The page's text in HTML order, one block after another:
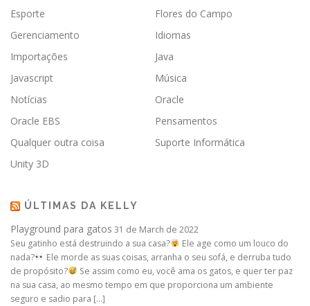
Esporte
Flores do Campo
Gerenciamento
Idiomas
Importações
Java
Javascript
Música
Notícias
Oracle
Oracle EBS
Pensamentos
Qualquer outra coisa
Suporte Informática
Unity 3D
ÚLTIMAS DA KELLY
Playground para gatos 31 de March de 2022
Seu gatinho está destruindo a sua casa?
Ele age como um louco do
nada?
Ele morde as suas coisas, arranha o seu sofá, e derruba tudo
de propósito?
Se assim como eu, você ama os gatos, e quer ter paz
na sua casa, ao mesmo tempo em que proporciona um ambiente
seguro e sadio para […]